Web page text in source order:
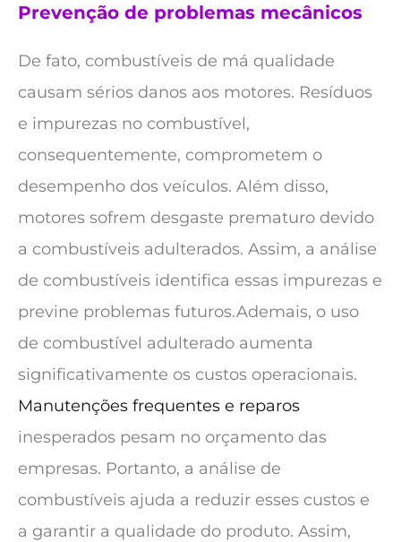
Prevenção de problemas mecânicos
De fato, combustíveis de má qualidade
causam sérios danos aos motores. Resíduos
e impurezas no combustível,
consequentemente, comprometem o
desempenho dos veículos. Além disso,
motores sofrem desgaste prematuro devido
a combustíveis adulterados. Assim, a análise
de combustíveis identifica essas impurezas e
previne problemas futuros.Ademais, o uso
de combustível adulterado aumenta
significativamente os custos operacionais.
Manutenções frequentes e reparos
inesperados pesam no orçamento das
empresas. Portanto, a análise de
combustíveis ajuda a reduzir esses custos e
a garantir a qualidade do produto. Assim,